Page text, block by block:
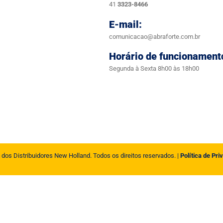
413323-8466
E-mail:
comunicacao@abraforte.com.br
Horário de
Segunda à Sexta 8h00 às 18h00
Distribuidores New Holland. Todos os direitos reservados. | Política de